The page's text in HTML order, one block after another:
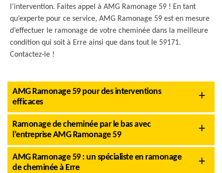
l’intervention. Faites appel à AMG Ramonage 59 ! En tant
qu’experte pour ce service, AMG Ramonage 59 est en mesure
d’effectuer le ramonage de votre cheminée dans la meilleure
condition qui soit à Erre ainsi que dans tout le 59171.
Contactez-le !
AMG Ramonage 59 pour des interventions
efficaces
Ramonage de cheminée par le bas avec
l’entreprise AMG Ramonage 59
AMG Ramonage 59 : un spécialiste en ramonage
de cheminée à Erre